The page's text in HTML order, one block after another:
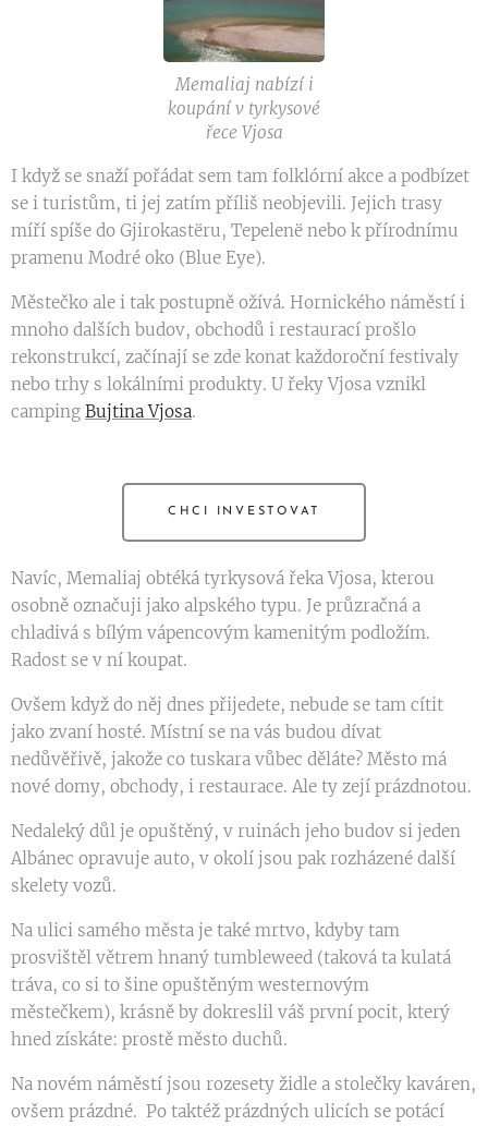
Memaliaj nabízí i
koupání v tyrkysové
řece Vjosa
I když se snaží pořádat sem tam folklórní akce a podbízet
se i turistům, ti jej zatím příliš neobjevili. Jejich trasy
míří spíše do Gjirokastëru, Tepelenë nebo k přírodnímu
pramenu Modré oko (Blue Eye).
Městečko ale i tak postupně ožívá. Hornického náměstí i
mnoho dalších budov, obchodů i restaurací prošlo
rekonstrukcí, začínají se zde konat každoroční festivaly
nebo trhy s lokálními produkty. U řeky Vjosa vznikl
camping Bujtina Vjosa.
CHCI INVESTOVAT
Navíc, Memaliaj obtéká tyrkysová řeka Vjosa, kterou
osobně označuji jako alpského typu. Je průzračná a
chladivá s bílým vápencovým kamenitým podložím.
Radost se v ní koupat.
Ovšem když do něj dnes přijedete, nebude se tam cítit
jako zvaní hosté. Místní se na vás budou dívat
nedůvěřivě, jakože co tuskara vůbec děláte? Město má
nové domy, obchody, i restaurace. Ale ty zejí prázdnotou.
Nedaleký důl je opuštěný, v ruinách jeho budov si jeden
Albánec opravuje auto, v okolí jsou pak rozházené další
skelety vozů.
Na ulici samého města je také mrtvo, kdyby tam
prosvištěl větrem hnaný tumbleweed (taková ta kulatá
tráva, co si to šine opuštěným westernovým
městečkem), krásně by dokreslil váš první pocit, který
hned získáte: prostě město duchů.
Na novém náměstí jsou rozesety židle a stolečky kaváren,
ovšem prázdné. Po taktéž prázdných ulicích se potácí